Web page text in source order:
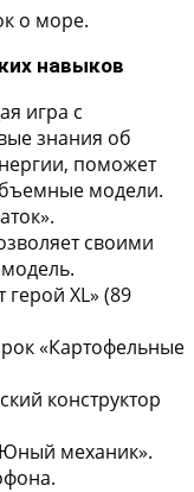
о море.
навыков
игра с
знания об
поможет
модели.
своими
герой XL» (89
«Картофельные
конструктор
механик».